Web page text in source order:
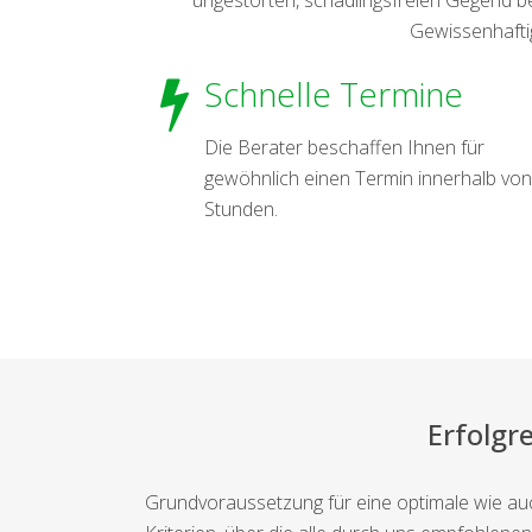
Schnelle Termine
Die Berater beschaffen Ihnen für
gewöhnlich einen Termin innerhalb
Stunden.
Grundvoraussetzung für eine optimale wie